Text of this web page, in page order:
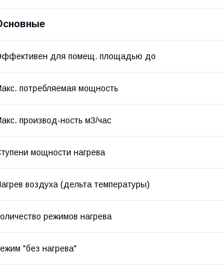
для помещ. площадью до
потребляемая мощность
производ-ность м3/час
мощности нагрева
воздуха (дельта температуры)
режимов нагрева
"без нагрева"